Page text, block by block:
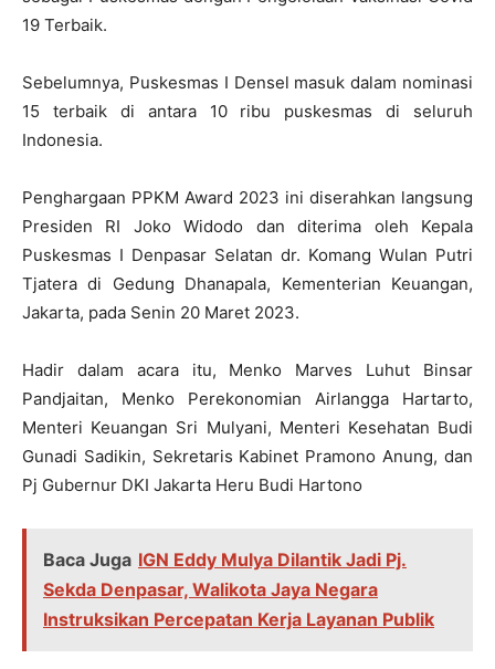
19 Terbaik.
Sebelumnya, Puskesmas I Densel masuk dalam nominasi
15 terbaik di antara 10 ribu puskesmas di seluruh
Indonesia.
Penghargaan PPKM Award 2023 ini diserahkan langsung
Presiden RI Joko Widodo dan diterima oleh Kepala
Puskesmas I Denpasar Selatan dr. Komang Wulan Putri
Tjatera di Gedung Dhanapala, Kementerian Keuangan,
Jakarta, pada Senin 20 Maret 2023.
Hadir dalam acara itu, Menko Marves Luhut Binsar
Pandjaitan, Menko Perekonomian Airlangga Hartarto,
Menteri Keuangan Sri Mulyani, Menteri Kesehatan Budi
Gunadi Sadikin, Sekretaris Kabinet Pramono Anung, dan
Pj Gubernur DKI Jakarta Heru Budi Hartono
Baca Juga IGN Eddy Mulya Dilantik Jadi Pj.
Sekda Denpasar, Walikota Jaya Negara
Instruksikan Percepatan Kerja Layanan Publik